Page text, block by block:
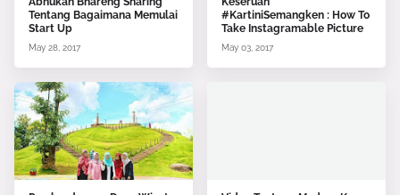
Tentang Bagaimana Memulai
Start Up
May 28, 2017
#KartiniSemangken : How To
Take Instagramable Picture
May 03, 2017